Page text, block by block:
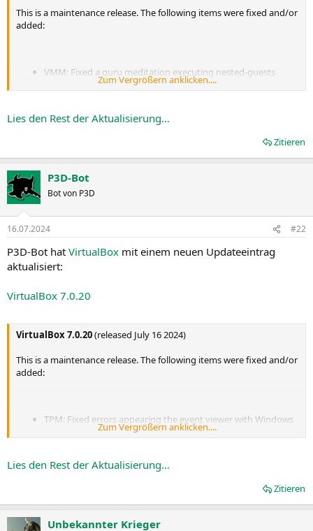
This is a maintenance release. The following items were fixed and/or
added:
VMM: Fixed a guru meditation executing nested-guests
using the KVM hypervisor in the guest on Intel hosts (bug
USB: Fixed issue when EHCI controller was mishandling short
Zum Vergrößern anklicken....
Lies den Rest der Aktualisierung…
Zitieren
P3D-Bot
Bot von P3D
16.07.2024 #22
P3D-Bot hat VirtualBox mit einem neuen Updateeintrag
aktualisiert:
VirtualBox 7.0.20
VirtualBox 7.0.20(released July 16 2024)
This is a maintenance release. The following items were fixed and/or
added:
TPM: Fixed errors appearing the event viewer with Windows
Audio: Fixed recording with HDA emulation after newer
USB: Fixed a deadlock in OHCI triggered when saving the
current state of a VM...
Zum Vergrößern anklicken....
Lies den Rest der Aktualisierung…
Zitieren
Unbekannter Krieger